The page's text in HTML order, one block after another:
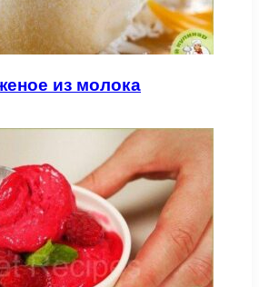
из молока